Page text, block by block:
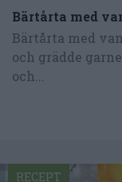
Bärtårta med
Bärtårta med
och grädde
och...
RECEPT